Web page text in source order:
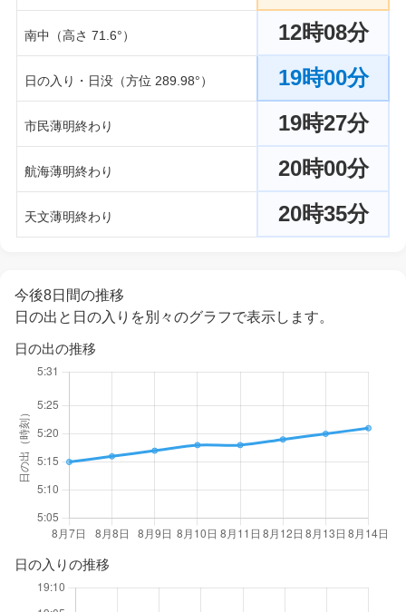
南中（高さ 71.6°） 12時08分
日の入り・日没（方位 289.98°） 19時00分
市民薄明終わり 19時27分
航海薄明終わり 20時00分
天文薄明終わり 20時35分
今後8日間の推移
日の出と日の入りを別々のグラフで表示します。
日の出の推移
日の入りの推移